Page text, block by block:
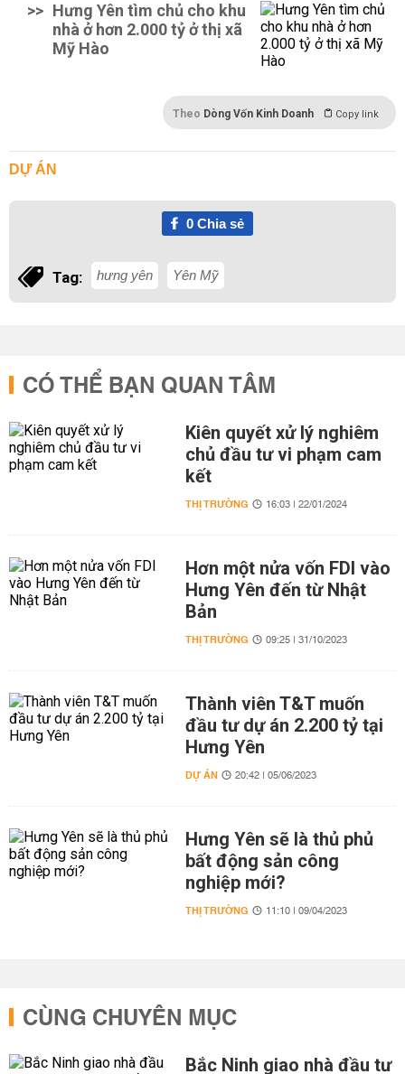
>> Hưng Yên tìm chủ cho khu
nhà ở hơn 2.000 tỷ ở thị xã
Mỹ Hào
Theo Dòng Vốn Kinh Doanh Copy link
DỰ ÁN
0Chia sẻ
Tag: hưng yên Yên Mỹ
CÓ THỂ BẠN QUAN TÂM
Kiên quyết xử lý nghiêm
chủ đầu tư vi phạm cam
kết
THỊ TRƯỜNG 16:03 | 22/01/2024
Hơn một nửa vốn FDI vào
Hưng Yên đến từ Nhật
Bản
THỊ TRƯỜNG 09:25 | 31/10/2023
Thành viên T&T muốn
đầu tư dự án 2.200 tỷ tại
Hưng Yên
DỰ ÁN 20:42 | 05/06/2023
Hưng Yên sẽ là thủ phủ
bất động sản công
nghiệp mới?
THỊ TRƯỜNG 11:10 | 09/04/2023
CÙNG CHUYÊN MỤC
Bắc Ninh giao nhà đầu tư